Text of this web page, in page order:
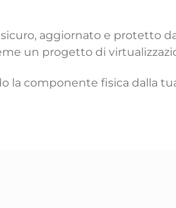
aggiornato e protetto
un progetto di
la componente fisica dalla